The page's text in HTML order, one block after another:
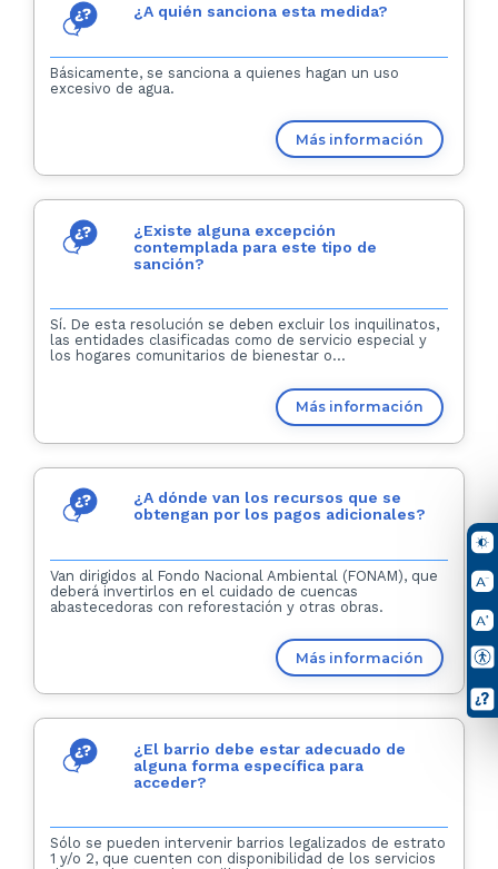
¿A quién sanciona esta medida?
Básicamente, se sanciona a quienes hagan un uso
excesivo de agua.
Más información
¿Existe alguna excepción
contemplada para este tipo de
sanción?
Sí. De esta resolución se deben excluir los inquilinatos,
las entidades clasificadas como de servicio especial y
los hogares comunitarios de bienestar o...
Más información
¿A dónde van los recursos que se
obtengan por los pagos adicionales?
Van dirigidos al Fondo Nacional Ambiental (FONAM), que
deberá invertirlos en el cuidado de cuencas
abastecedoras con reforestación y otras obras.
Más información
¿El barrio debe estar adecuado de
alguna forma específica para
acceder?
Sólo se pueden intervenir barrios legalizados de estrato
1 y/o 2, que cuenten con disponibilidad de los servicios